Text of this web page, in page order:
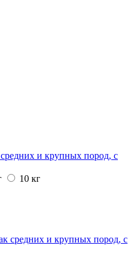
и крупных пород, с
10 кг